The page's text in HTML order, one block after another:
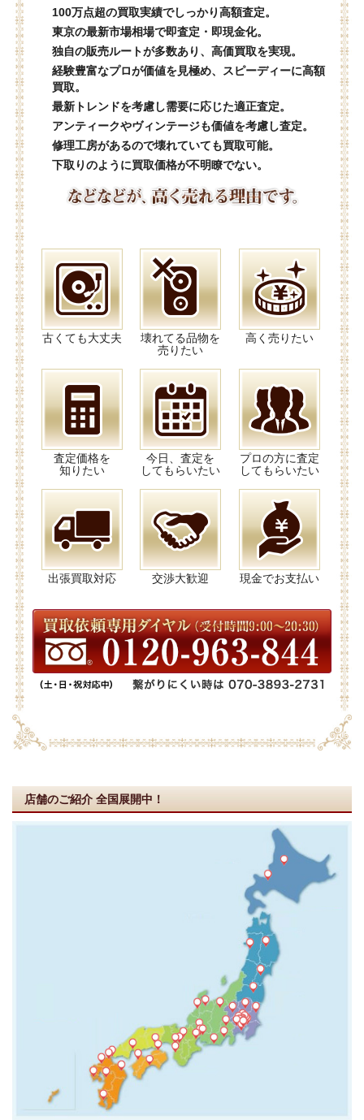
100万点超の買取実績でしっかり高額査定。
東京の最新市場相場で即査定・即現金化。
独自の販売ルートが多数あり、高価買取を実現。
経験豊富なプロが価値を見極め、スピーディーに高額
買取。
最新トレンドを考慮し需要に応じた適正査定。
アンティークやヴィンテージも価値を考慮し査定。
修理工房があるので壊れていても買取可能。
下取りのように買取価格が不明瞭でない。
古くても大丈夫
壊れてる品物を
売りたい
高く売りたい
査定価格を
知りたい
今日、査定を
してもらいたい
プロの方に査定
してもらいたい
出張買取対応 交渉大歓迎 現金でお支払い
店舗のご紹介 全国展開中！